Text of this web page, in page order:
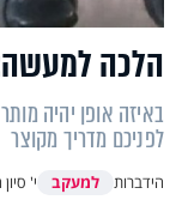
הלכה למעשה:
באיזה אופן יהיה
לפניכם מדריך מקוצר
הידברות למעקב י'